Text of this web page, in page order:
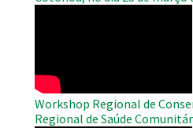
Workshop Regional de
Regional de Saúde